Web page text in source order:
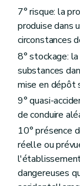
Art.
Art.
Art.
Art.
Art.
Art.
Art.
Art.
Sous-
Art.
Art.
Art.
Art.
Art.
7° risque: la
produise dans
circonstances
8° stockage:
substances
mise en dépôt
9° quasi-
de conduire
10° présence
réelle ou
dangereuses